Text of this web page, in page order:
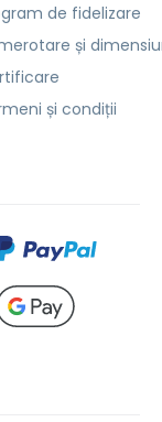
de fidelizare
și
și condiții